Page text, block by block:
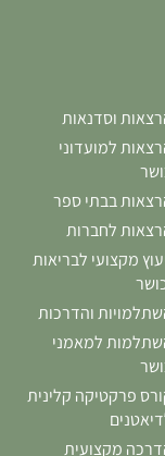
וסדנאות
למועדוני
בבתי ספר
לחברות
מקצועי לבריאות
והדרכות
למאמני
פרקטיקה קלינית
מקצועית